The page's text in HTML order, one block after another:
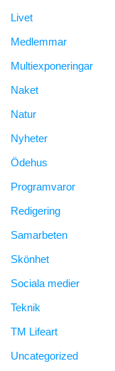
Livet
Medlemmar
Multiexponeringar
Naket
Natur
Nyheter
Ödehus
Programvaror
Redigering
Samarbeten
Skönhet
Sociala medier
Teknik
TM Lifeart
Uncategorized